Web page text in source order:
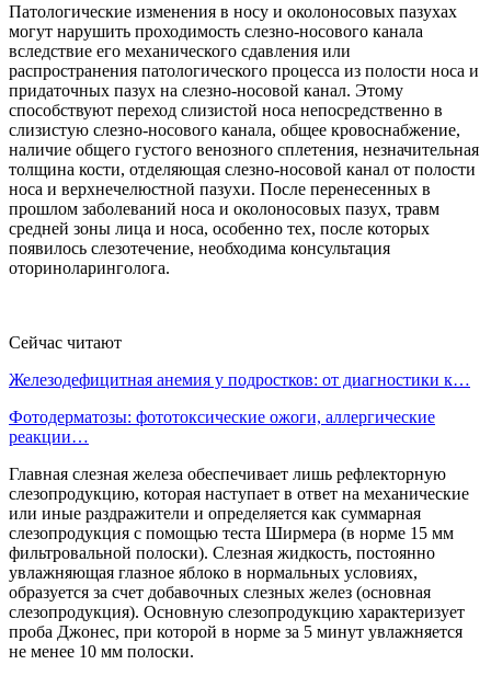
Патологические изменения в носу и околоносовых пазухах
могут нарушить проходимость слезно-носового канала
вследствие его механического сдавления или
распространения патологического процесса из полости носа и
придаточных пазух на слезно-носовой канал. Этому
способствуют переход слизистой носа непосредственно в
слизистую слезно-носового канала, общее кровоснабжение,
наличие общего густого венозного сплетения, незначительная
толщина кости, отделяющая слезно-носовой канал от полости
носа и верхнечелюстной пазухи. После перенесенных в
прошлом заболеваний носа и околоносовых пазух, травм
средней зоны лица и носа, особенно тех, после которых
появилось слезотечение, необходима консультация
оториноларинголога.
Сейчас читают
Железодефицитная анемия у подростков: от диагностики к…
Фотодерматозы: фототоксические ожоги, аллергические
реакции…
Главная слезная железа обеспечивает лишь рефлекторную
слезопродукцию, которая наступает в ответ на механические
или иные раздражители и определяется как суммарная
слезопродукция с помощью теста Ширмера (в норме 15 мм
фильтровальной полоски). Слезная жидкость, постоянно
увлажняющая глазное яблоко в нормальных условиях,
образуется за счет добавочных слезных желез (основная
слезопродукция). Основную слезопродукцию характеризует
проба Джонес, при которой в норме за 5 минут увлажняется
не менее 10 мм полоски.